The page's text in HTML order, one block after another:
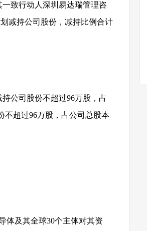
致行动人深圳易达瑞管理咨
减持公司股份，减持比例合计
公司股份不超过96万股，占
不超过96万股，占公司总股本
体及其全球30个主体对其资